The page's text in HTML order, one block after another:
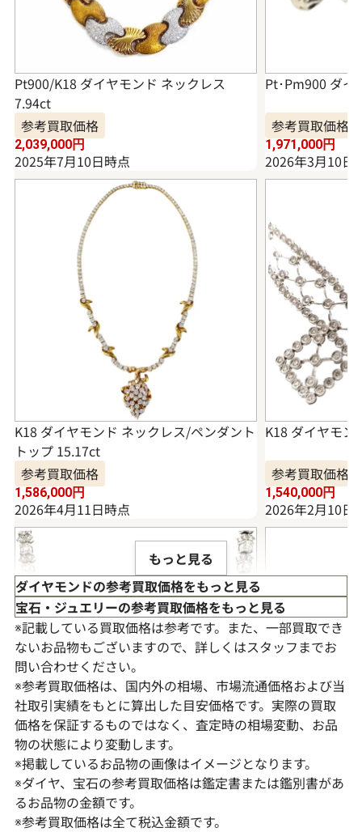
Pt900/K18 ダイヤモンド ネックレス
7.94ct
参考買取価格
2,039,000円
2025年7月10日時点
Pt･Pm900 ダイ
参考買取価格
1,971,000円
2026年3月10日
K18 ダイヤモンド ネックレス/ペンダント
トップ 15.17ct
参考買取価格
1,586,000円
2026年4月11日時点
K18 ダイヤモン
参考買取価格
1,540,000円
2026年2月10日
Pt･Pm900 ダイヤモンド ネックレス
17.45ct
参考買取価格
K18 ダイヤモン
もっと見る
ダイヤモンドの参考買取価格をもっと見る
宝石・ジュエリーの参考買取価格をもっと見る
※記載している買取価格は参考です。また、一部買取でき
ないお品物もございますので、詳しくはスタッフまでお
問い合わせください。
※参考買取価格は、国内外の相場、市場流通価格および当
社取引実績をもとに算出した目安価格です。実際の買取
価格を保証するものではなく、査定時の相場変動、お品
物の状態により変動します。
※掲載しているお品物の画像はイメージとなります。
※ダイヤ、宝石の参考買取価格は鑑定書または鑑別書があ
るお品物の金額です。
※参考買取価格は全て税込金額です。